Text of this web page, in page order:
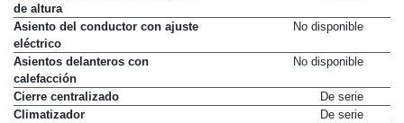
de altura
Asiento del conductor con ajuste
eléctrico
No disponible
Asientos delanteros con
calefacción
No disponible
Cierre centralizado
De serie
Climatizador
De serie